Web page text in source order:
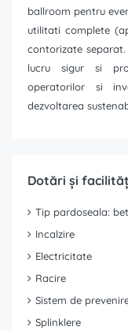
ballroom pentru
utilitati complete
contorizate
lucru sigur si
operatorilor si
dezvoltarea
Dotări și
Tip pardoseala:
Incalzire
Electricitate
Racire
Sistem de
Splinklere